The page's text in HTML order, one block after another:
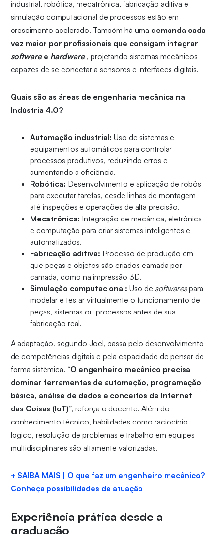
industrial, robótica, mecatrônica, fabricação aditiva e
simulação computacional de processos estão em
crescimento acelerado. Também há uma demanda cada
vez maior por profissionais que consigam integrar
softwaree hardware , projetando sistemas mecânicos
capazes de se conectar a sensores e interfaces digitais.
Quais são as áreas de engenharia mecânica na
Indústria 4.0?
Automação industrial: Uso de sistemas e
equipamentos automáticos para controlar
processos produtivos, reduzindo erros e
aumentando a eficiência.
Robótica: Desenvolvimento e aplicação de robôs
para executar tarefas, desde linhas de montagem
até inspeções e operações de alta precisão.
Mecatrônica: Integração de mecânica, eletrônica
e computação para criar sistemas inteligentes e
automatizados.
Fabricação aditiva: Processo de produção em
que peças e objetos são criados camada por
camada, como na impressão 3D.
Simulação computacional: Uso de softwarespara
modelar e testar virtualmente o funcionamento de
peças, sistemas ou processos antes de sua
fabricação real.
A adaptação, segundo Joel, passa pelo desenvolvimento
de competências digitais e pela capacidade de pensar de
forma sistêmica. “O engenheiro mecânico precisa
dominar ferramentas de automação, programação
básica, análise de dados e conceitos de Internet
das Coisas (IoT)”, reforça o docente. Além do
conhecimento técnico, habilidades como raciocínio
lógico, resolução de problemas e trabalho em equipes
multidisciplinares são altamente valorizadas.
+ SAIBA MAIS | O que faz um engenheiro mecânico?
Conheça possibilidades de atuação
Experiência prática desde a
graduação